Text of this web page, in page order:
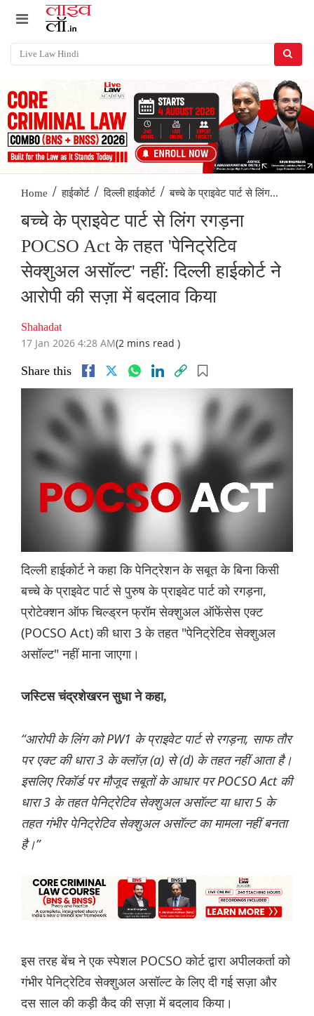
Home / हाईकोर्ट / दिल्ली हाईकोर्ट / बच्चे के प्राइवेट पार्ट से लिंग...
बच्चे के प्राइवेट पार्ट से लिंग रगड़ना
POCSO Act के तहत 'पेनिट्रेटिव
सेक्शुअल असॉल्ट' नहीं: दिल्ली हाईकोर्ट ने
आरोपी की सज़ा में बदलाव किया
Shahadat
17 Jan 2026 4:28 AM(2 mins read )
Share this
दिल्ली हाईकोर्ट ने कहा कि पेनिट्रेशन के सबूत के बिना किसी
बच्चे के प्राइवेट पार्ट से पुरुष के प्राइवेट पार्ट को रगड़ना,
प्रोटेक्शन ऑफ चिल्ड्रन फ्रॉम सेक्शुअल ऑफेंसेस एक्ट
(POCSO Act) की धारा 3 के तहत "पेनिट्रेटिव सेक्शुअल
असॉल्ट" नहीं माना जाएगा।
जस्टिस चंद्रशेखरन सुधा ने कहा,
“आरोपी के लिंग को PW1 के प्राइवेट पार्ट से रगड़ना, साफ तौर
पर एक्ट की धारा 3 के क्लॉज़ (a) से (d) के तहत नहीं आता है।
इसलिए रिकॉर्ड पर मौजूद सबूतों के आधार पर POCSO Act की
धारा 3 के तहत पेनिट्रेटिव सेक्शुअल असॉल्ट या धारा 5 के
तहत गंभीर पेनिट्रेटिव सेक्शुअल असॉल्ट का मामला नहीं बनता
है।”
इस तरह बेंच ने एक स्पेशल POCSO कोर्ट द्वारा अपीलकर्ता को
गंभीर पेनिट्रेटिव सेक्शुअल असॉल्ट के लिए दी गई सज़ा और
दस साल की कड़ी कैद की सज़ा में बदलाव किया।